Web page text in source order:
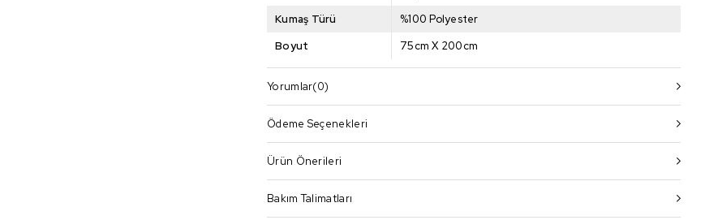
Kumaş Türü
%100 Polyester
Boyut
75cm X 200cm
Yorumlar(0)
Ödeme Seçenekleri
Ürün Önerileri
Bakım Talimatları